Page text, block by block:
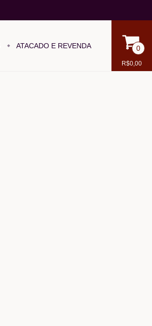
ATACADO E REVENDA 0
R$0,00